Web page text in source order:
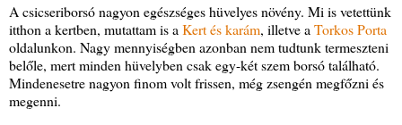
A csicseriborsó nagyon egészséges hüvelyes növény. Mi is vetettünk
itthon a kertben, mutattam is a Kert és karám, illetve a Torkos Porta
oldalunkon. Nagy mennyiségben azonban nem tudtunk termeszteni
belőle, mert minden hüvelyben csak egy-két szem borsó található.
Mindenesetre nagyon finom volt frissen, még zsengén megfőzni és
megenni.